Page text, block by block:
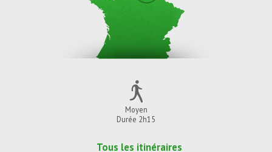
Moyen
Durée 2h15
Tous les itinéraires